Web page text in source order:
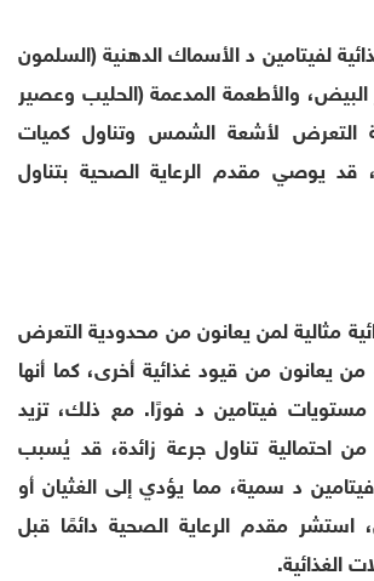
لفيتامين د الأسماك الدهنية (السلمون
البيض، والأطعمة المدعمة (الحليب وعصير
التعرض لأشعة الشمس وتناول كميات
قد يوصي مقدم الرعاية الصحية بتناول
مثالية لمن يعانون من محدودية التعرض
يعانون من قيود غذائية أخرى، كما أنها
مستويات فيتامين د فورًا. مع ذلك، تزيد
من احتمالية تناول جرعة زائدة، قد يُسبب
د سمية، مما يؤدي إلى الغثيان أو
مقدم الرعاية الصحية دائمًا قبل
الغذائية.